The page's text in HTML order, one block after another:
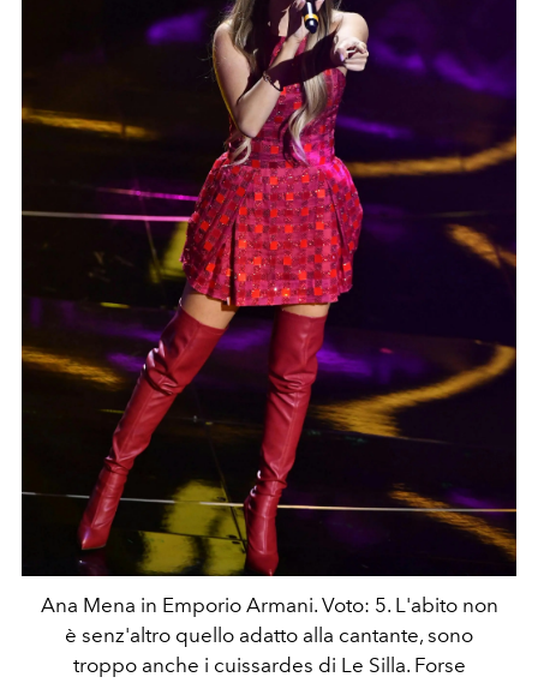
Ana Mena in Emporio Armani. Voto: 5. L'abito non
è senz'altro quello adatto alla cantante, sono
troppo anche i cuissardes di Le Silla. Forse